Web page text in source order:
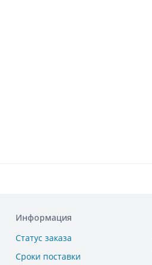
Информация
Статус заказа
Сроки поставки